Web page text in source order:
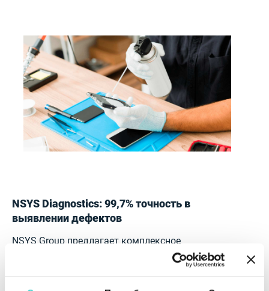
NSYS Diagnostics: 99,7% точность в
выявлении дефектов
NSYS Group предлагает комплексное
программное решение для тестирования
телефонов, подходящее для трейд-ин программ,
массовой обработки на складах и диагностики в